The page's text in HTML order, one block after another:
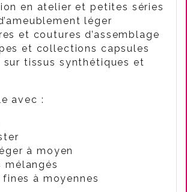
en atelier et petites séries
léger
et coutures d’assemblage
et collections capsules
sur tissus synthétiques et
avec :
à moyen
mélangés
fines à moyennes